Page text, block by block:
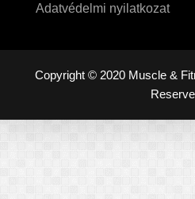
Adatvédelmi nyilatkozat
Copyright © 2020 Muscle &